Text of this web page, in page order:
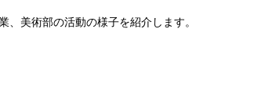
、美術部の活動の様子を紹介します。